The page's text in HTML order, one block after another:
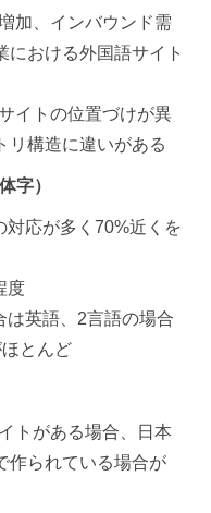
加、インバウンド需
における外国語サイト
イトの位置づけが異
リ構造に違いがある
字）
応が多く70%近くを
度
英語、2言語の場合
とんど
トがある場合、日本
作られている場合が